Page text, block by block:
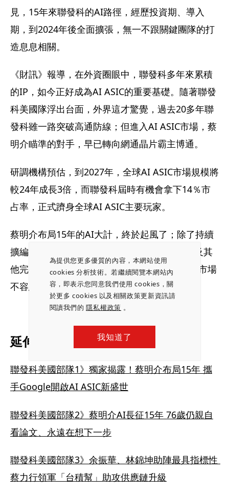
為提供您更多優質的內容，本網站使用
cookies 分析技術。若繼續閱覽本網站內
容，即表示您同意我們使用 cookies，關
於更多 cookies 以及相關政策更新資訊請
閱讀我們的隱私權政策 。
我知道了
見，15年來聯發科的AI路徑，經歷投資期、導入
期，到2024年後全面擴張，無一不跟關鍵團隊的打
造息息相關。
《財訊》報導，在外資圈眼中，聯發科多年來累積
的IP，如今正好成為AI ASIC的重要基礎。隨著聯發
科美國隊浮出台面，外界這才驚覺，過去20多年聯
發科雖一路突破高通防線；但進入AI ASIC市場，蔡
明介瞄準的對手，早已轉向網通晶片霸主博通。
研調機構預估，到2027年，全球AI ASIC市場規模將
較24年成長3倍，而聯發科屆時有機會拿下14％市
占率，正式躋身全球AI ASIC主要玩家。
蔡明介布局15年的AI大計，終於起風了；除了持續
擴編美國AI團隊戰力，聯發科貼近台積電，以及其
他完整在地供應鏈，讓它已然成為全球AI ASIC市場
不容忽視的尖兵。
延伸閱讀：
聯發科美國部隊1》獨家揭露！蔡明介布局15年 攜
手Google開啟AI ASIC新盛世
聯發科美國部隊2》蔡明介AI長征15年 76歲仍親自
看論文、永遠在想下一步
聯發科美國部隊3》余振華、林錦坤助陣最具指標性
蔡力行領軍「台積幫」助攻供應鏈升級